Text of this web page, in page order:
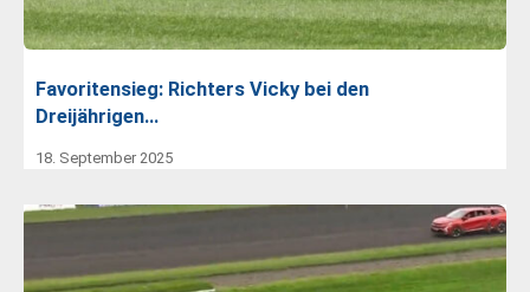
Favoritensieg: Richters Vicky bei den
Dreijährigen…
18. September 2025